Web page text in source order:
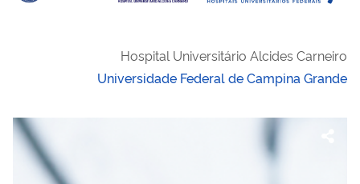
Hospital Universitário Alcides Carneiro
Universidade Federal de Campina Grande